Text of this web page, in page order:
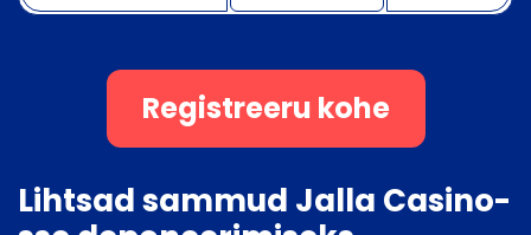
Registreeru kohe
Lihtsad sammud Jalla Casino-